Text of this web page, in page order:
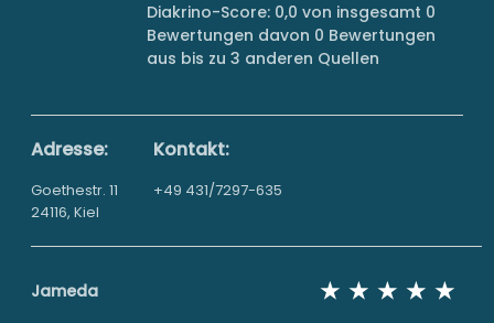
Diakrino-Score: 0,0 von insgesamt 0
Bewertungen davon 0 Bewertungen
aus bis zu 3 anderen Quellen
Adresse:
Goethestr. 11
24116, Kiel
Kontakt:
+49 431/7297-635
Jameda